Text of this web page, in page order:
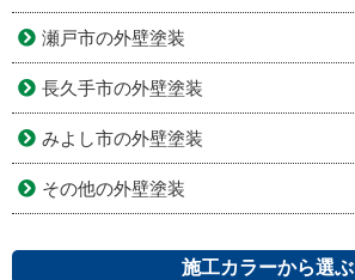
瀬戸市の外壁塗装
長久手市の外壁塗装
みよし市の外壁塗装
その他の外壁塗装
施工カラーから選ぶ